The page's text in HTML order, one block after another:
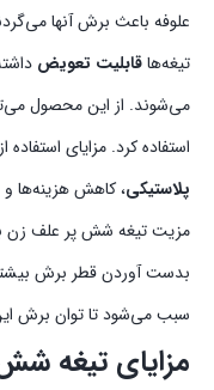
علوفه باعث برش آنها
تیغه‌هاقابلیت تعویض
می‌شوند. از این محصول
استفاده کرد. مزایای
پلاستیکی، کاهش هزینه‌ها و
مزیت تیغه شش پر علف زن
بدست آوردن قطر برش
سبب می‌شود تا توان برش
مزایای تیغه